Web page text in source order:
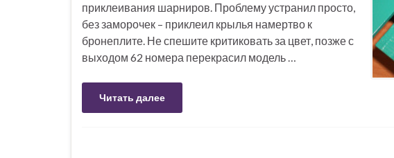
приклеивания шарниров. Проблему устранил просто,
без заморочек – приклеил крылья намертво к
бронеплите. Не спешите критиковать за цвет, позже с
выходом 62 номера перекрасил модель …
Читать далее